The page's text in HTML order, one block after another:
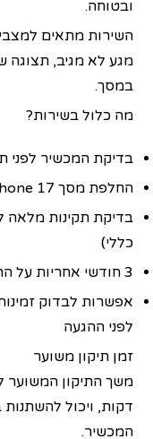
ובטוחה.
השירות מתאים
מגע לא מגיב, תצוגה
במסך.
מה כלול בשירות?
בדיקת המכשיר לפני
החלפת מסך Apple iPhone 17 אפל במסך LCD+מגע
בדיקת תקינות מלאה
כללי)
3 חודשי אחריות על התיקון
לפני ההגעה
זמן תיקון משוער
דקות, ויכול
המכשיר.